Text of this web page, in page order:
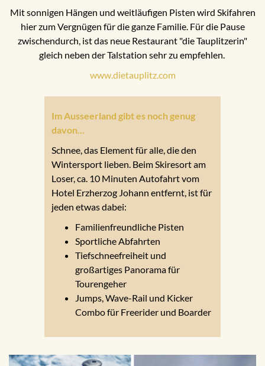
Mit sonnigen Hängen und weitläufigen Pisten wird Skifahren
hier zum Vergnügen für die ganze Familie. Für die Pause
zwischendurch, ist das neue Restaurant "die Tauplitzerin"
gleich neben der Talstation sehr zu empfehlen.
www.dietauplitz.com
Im Ausseerland gibt es noch genug
davon...
Schnee, das Element für alle, die den
Wintersport lieben. Beim Skiresort am
Loser, ca. 10 Minuten Autofahrt vom
Hotel Erzherzog Johann entfernt, ist für
jeden etwas dabei:
Familienfreundliche Pisten
Sportliche Abfahrten
Tiefschneefreiheit und
großartiges Panorama für
Tourengeher
Jumps, Wave-Rail und Kicker
Combo für Freerider und Boarder